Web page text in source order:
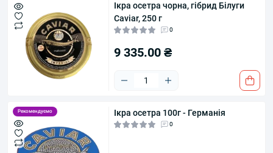
Ікра осетра чорна, гібрид Білуги
Caviar, 250 г
0
9 335.00 ₴
Рекомендуємо Ікра осетра 100г - Германія
0